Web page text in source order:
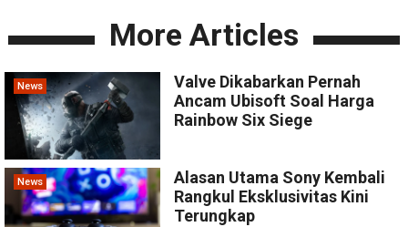
More Articles
News
Valve Dikabarkan Pernah
Ancam Ubisoft Soal Harga
Rainbow Six Siege
News
Alasan Utama Sony Kembali
Rangkul Eksklusivitas Kini
Terungkap